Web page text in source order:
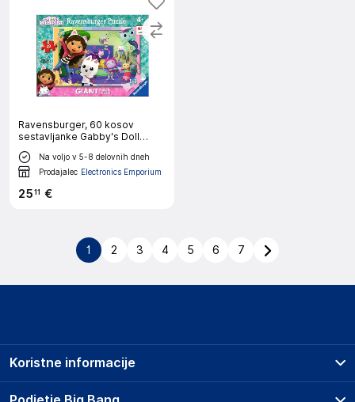
Ravensburger, 60 kosov
sestavljanke Gabby's Doll
House Puzzle, Ve?barvno
Na voljo v 5-8 delovnih dneh
Prodajalec Electronics Emporium
2511 €
1 2 3 4 5 6 7
Koristne informacije
Prodajna mesta